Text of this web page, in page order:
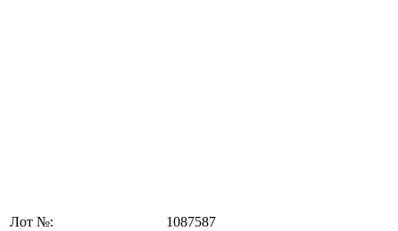
Лот №:
1087587